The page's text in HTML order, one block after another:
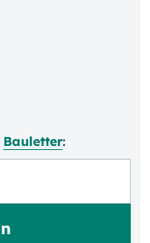
Bauletter: